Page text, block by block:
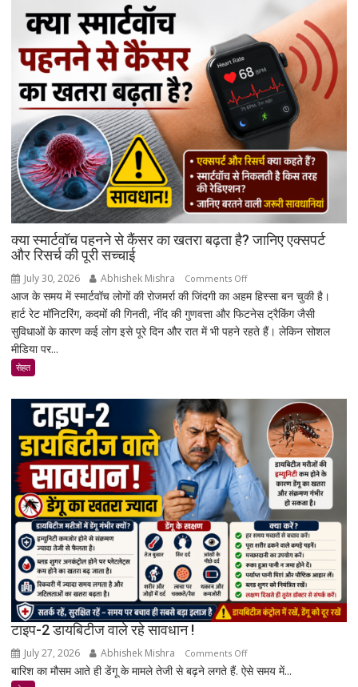
समारोह
संपन्न
क्या स्मार्टवॉच पहनने से कैंसर का खतरा बढ़ता है? जानिए एक्सपर्ट
और रिसर्च की पूरी सच्चाई
July 30, 2026 Abhishek Mishra Comments Offon
क्या
स्मार्टवॉच
पहनने
खतरा
जानिए
एक्सपर्ट
और
रिसर्च
की
पूरी
सच्चाई
आज के समय में स्मार्टवॉच लोगों की रोजमर्रा की जिंदगी का अहम हिस्सा बन चुकी है।
हार्ट रेट मॉनिटरिंग, कदमों की गिनती, नींद की गुणवत्ता और फिटनेस ट्रैकिंग जैसी
सुविधाओं के कारण कई लोग इसे पूरे दिन और रात में भी पहने रहते हैं। लेकिन सोशल
मीडिया पर...
सेहत
टाइप-2 डायबिटीज वाले रहे सावधान !
July 27, 2026 Abhishek Mishra Comments Offon
टाइप-2
बारिश का मौसम आते ही डेंगू के मामले तेजी से बढ़ने लगते हैं. ऐसे समय में...